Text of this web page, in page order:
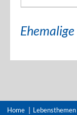
Home Lebensthemen